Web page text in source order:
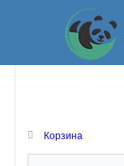
Корзина